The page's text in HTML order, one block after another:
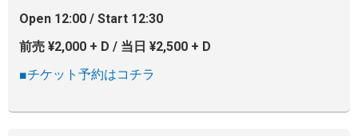
Open 12:00 / Start 12:30
前売 ¥2,000 + D / 当日 ¥2,500 + D
■チケット予約はコチラ